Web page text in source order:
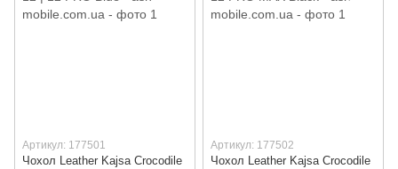
Артикул: 177501
Чохол Leather Kajsa Crocodile
Артикул: 177502
Чохол Leather Kajsa Crocodile